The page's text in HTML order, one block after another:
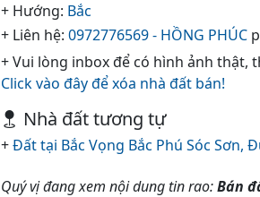
+ Hướng: Bắc
+ Liên hệ: 0972776569 - HỒNG PHÚC
+ Vui lòng inbox để có hình ảnh thật,
Click vào đây để xóa nhà đất bán!
Nhà đất tương tự
+Đất tại Bắc Vọng Bắc Phú Sóc Sơn,
Quý vị đang xem nội dung tin rao:Bán